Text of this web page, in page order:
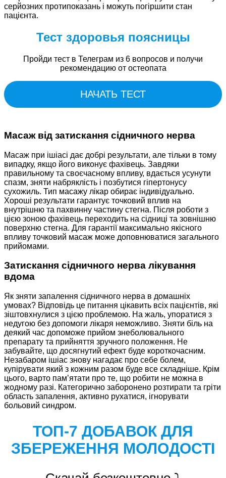
серйозних протипоказань і можуть погіршити стан
пацієнта.
Тест здоровья поясницы
Пройди тест в Телеграм из 6 вопросов и получи
рекомендацию от остеопата
НАЧАТЬ ТЕСТ
Масаж від затискання сідничного нерва
Масаж при ішіасі дає добрі результати, але тільки в тому
випадку, якщо його виконує фахівець. Завдяки
правильному та своєчасному впливу, вдається усунути
спазм, зняти набряклість і позбутися гіпертонусу
сухожиль. Тип масажу лікар обирає індивідуально.
Хороші результати гарантує точковий вплив на
внутрішню та пахвинну частину стегна. Після роботи з
цією зоною фахівець переходить на сідниці та зовнішню
поверхню стегна. Для гарантії максимально якісного
впливу точковий масаж може доповнюватися загального
прийомами.
Затискання сідничного нерва лікування
вдома
Як зняти запалення сідничного нерва в домашніх
умовах? Відповідь це питання цікавить всіх пацієнтів, які
зіштовхнулися з цією проблемою. На жаль, упоратися з
недугою без допомоги лікаря неможливо. Зняти біль на
деякий час допоможе прийом знеболювального
препарату та прийняття зручного положення. Не
забувайте, що досягнутий ефект буде короткочасним.
Незабаром ішіас знову нагадає про себе болем,
купірувати який з кожним разом буде все складніше. Крім
цього, варто пам’ятати про те, що робити не можна в
жодному разі. Категорично заборонено розтирати та гріти
область запалення, активно рухатися, ігнорувати
больовий синдром.
ТОП-7 ДОБАВОК ДЛЯ
ЗБЕРЕЖЕННЯ МОЛОДОСТІ